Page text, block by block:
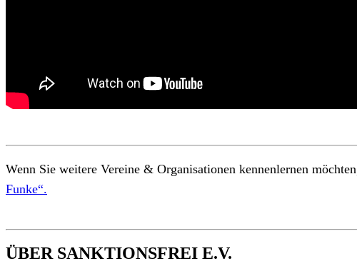
Wenn Sie weitere Vereine & Organisationen kennenlernen
Funke“.
ÜBER SANKTIONSFREI E.V.